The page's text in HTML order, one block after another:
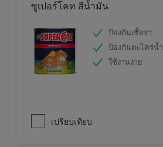
ซูเปอร์โคท สีน้ำมัน
ป้องกันเชื้อรา
ป้องกันตะไคร่น้ำ
ใช้งานง่าย
เปรียบเทียบ